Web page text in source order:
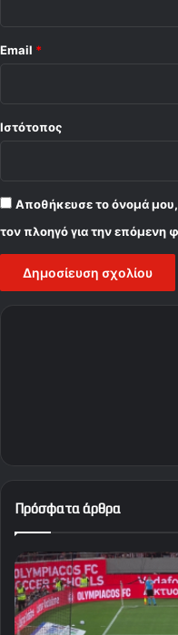
Email *
Ιστότοπος
Αποθήκευσε το όνομά μου,
τον πλοηγό για την επόμενη
Πρόσφατα άρθρα